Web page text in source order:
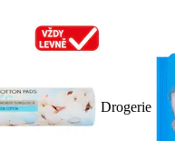
Drogerie